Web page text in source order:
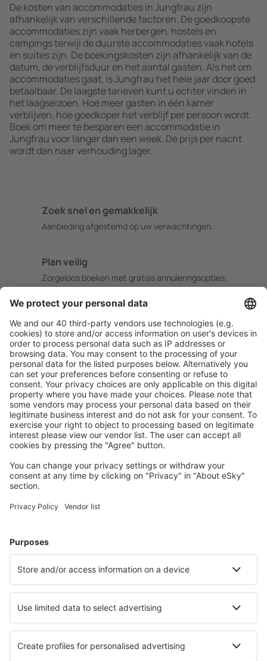
De kosten van accommodaties in Jungfrau zijn
afhankelijk van verschillende factoren. De goedkoopste
accommodaties zijn vaak herbergen, hostels en
campings terwijl de duurste accommodaties vaak hotels
en suites zijn. De boekingskosten zijn afhankelijk van de
datum, de verblijfsduur en het aantal gasten. Als het om
accommodaties gaat, is Jungfrau het hele jaar door goed
betaalbaar. De laagste tarieven kunt u echter vinden in
het laagseizoen. Hoe meer gasten in één kamer
verblijven, hoe goedkoper het verblijf per persoon wordt.
Boek om meer te besparen een accommodatie in
Jungfrau voor langer dan een week. De prijs per nacht
wordt dan naar verhouding lager.
Zoek snel en gemakkelijk
Aanbieding afgestemd op uw verwachtingen.
Plan veilig
Zorgeloos boeken met gratiss annuleringsopties.
Bespaar meer
Reisaanbiedingen en speciale aanbiedingen voor
geregistreerde gebruikers.
Accommodaties die u bevallen
Kies uit meer dan 1,3 miljoen accommodaties: hotels,
jeugdherbergen, appartementen en meer.
Meest gezochte accommodatie door eSky-
Accommodatie in Zwitserland - Populaire steden
Verblijf in Gruyères Verblijf in Saas-Balen
Verblijf in Winterthur
Beste accommodatie - steden